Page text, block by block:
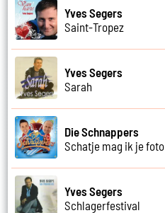
Yves Segers
Saint-Tropez
Yves Segers
Sarah
Die Schnappers
Schatje mag ik je foto
Yves Segers
Schlagerfestival